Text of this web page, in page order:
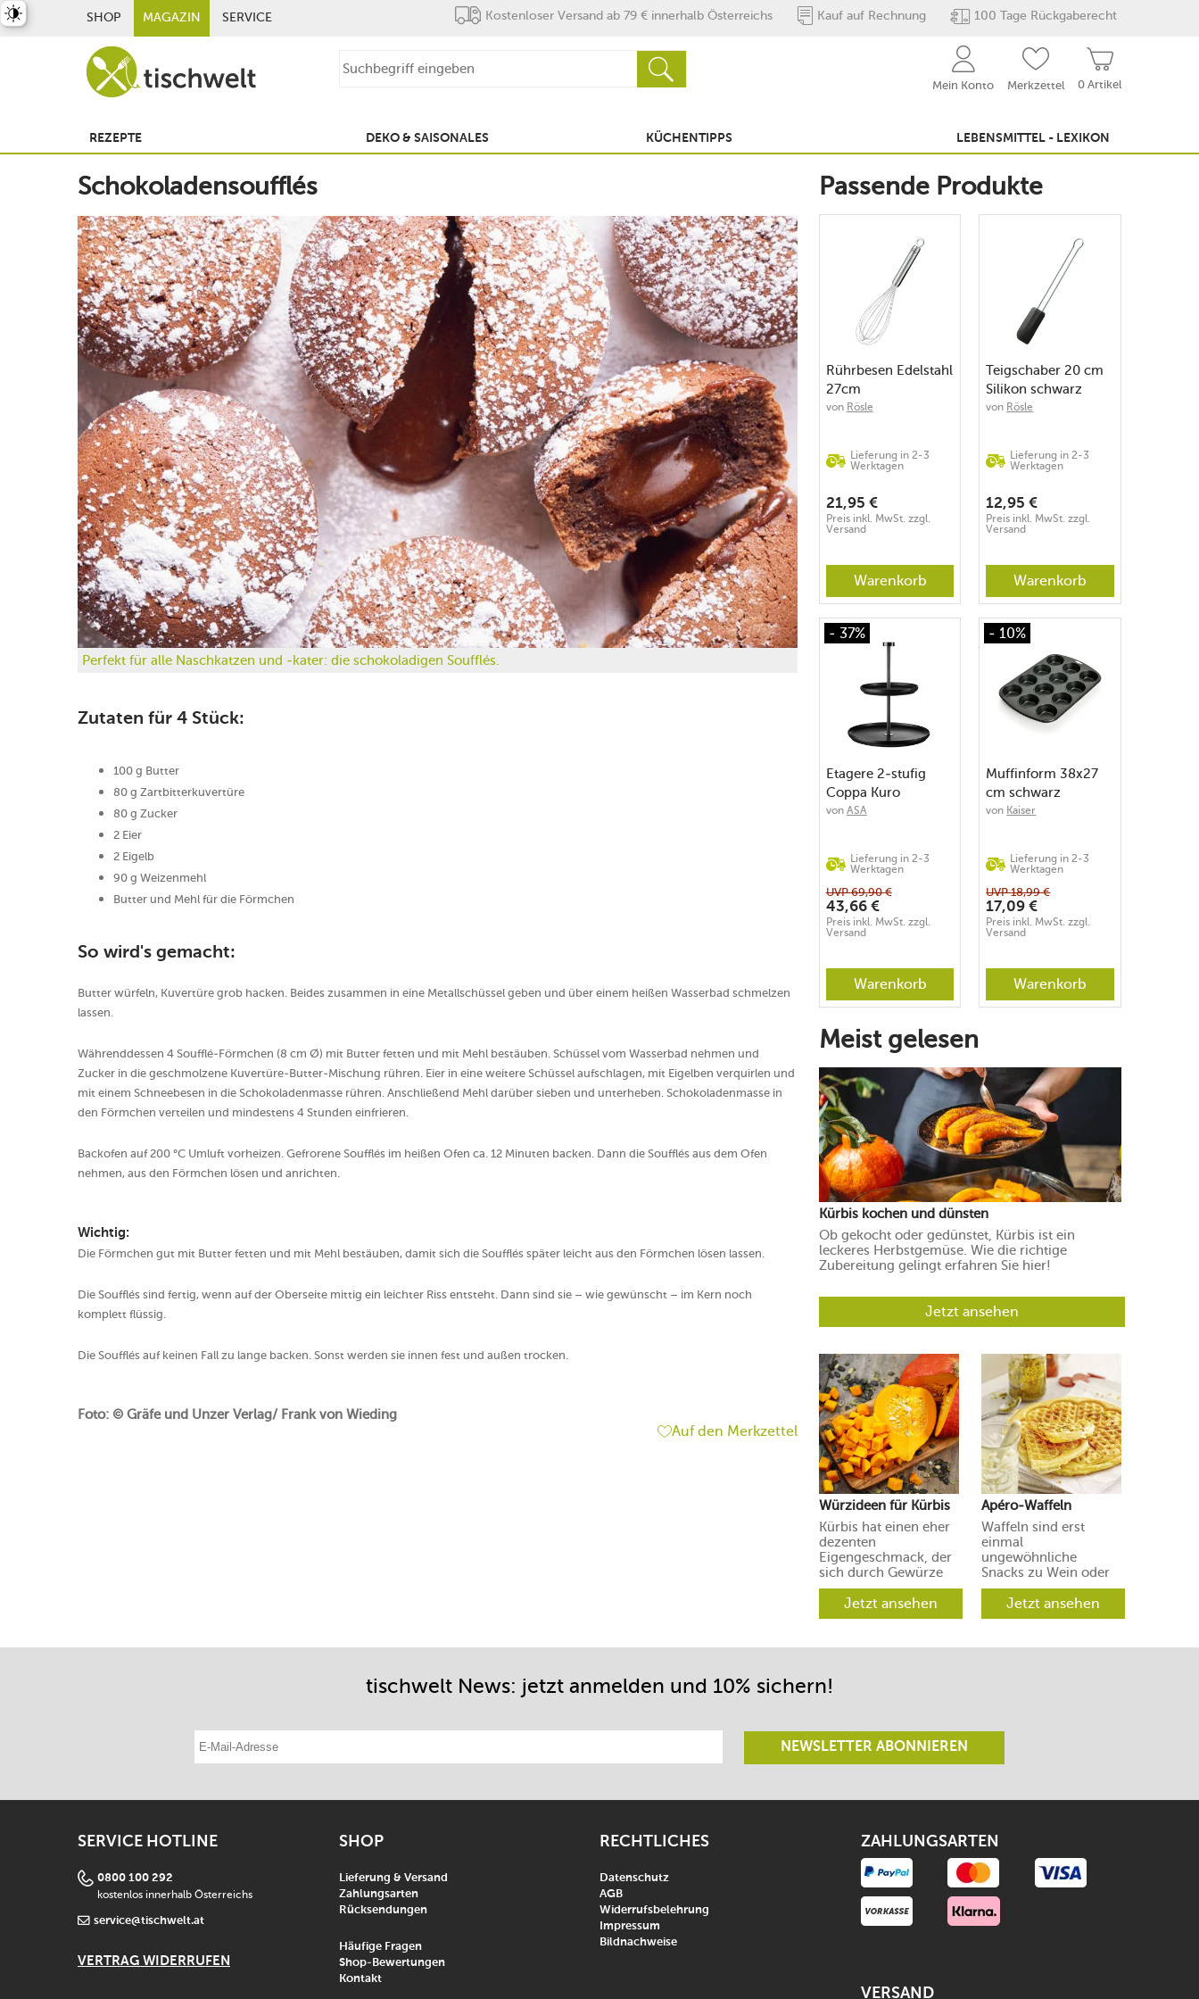
SHOP MAGAZIN SERVICE Kostenloser Versand ab 79 € innerhalb Österreichs Kauf auf Rechnung 100 Tage Rückgaberecht
0 Artikel
Mein Konto Merkzettel
REZEPTE DEKO & SAISONALES KÜCHENTIPPS LEBENSMITTEL - LEXIKON
Schokoladensoufflés
Perfekt für alle Naschkatzen und -kater: die schokoladigen Soufflés.
Zutaten für 4 Stück:
100 g Butter
80 g Zartbitterkuvertüre
80 g Zucker
2 Eier
2 Eigelb
90 g Weizenmehl
Butter und Mehl für die Förmchen
So wird's gemacht:
Butter würfeln, Kuvertüre grob hacken. Beides zusammen in eine Metallschüssel geben und über einem heißen Wasserbad schmelzen
lassen.
Währenddessen 4 Soufflé-Förmchen (8 cm Ø) mit Butter fetten und mit Mehl bestäuben. Schüssel vom Wasserbad nehmen und
Zucker in die geschmolzene Kuvertüre-Butter-Mischung rühren. Eier in eine weitere Schüssel aufschlagen, mit Eigelben verquirlen und
mit einem Schneebesen in die Schokoladenmasse rühren. Anschließend Mehl darüber sieben und unterheben. Schokoladenmasse in
den Förmchen verteilen und mindestens 4 Stunden einfrieren.
Backofen auf 200 °C Umluft vorheizen. Gefrorene Soufflés im heißen Ofen ca. 12 Minuten backen. Dann die Soufflés aus dem Ofen
nehmen, aus den Förmchen lösen und anrichten.
Wichtig:
Die Förmchen gut mit Butter fetten und mit Mehl bestäuben, damit sich die Soufflés später leicht aus den Förmchen lösen lassen.
Die Soufflés sind fertig, wenn auf der Oberseite mittig ein leichter Riss entsteht. Dann sind sie – wie gewünscht – im Kern noch
komplett flüssig.
Die Soufflés auf keinen Fall zu lange backen. Sonst werden sie innen fest und außen trocken.
Foto: © Gräfe und Unzer Verlag/ Frank von Wieding
Auf den Merkzettel
Passende Produkte
Rührbesen Edelstahl
27cm
von Rösle
Lieferung in 2-3
Werktagen
21,95 €
Preis inkl. MwSt. zzgl.
Versand
Warenkorb
Teigschaber 20 cm
Silikon schwarz
von Rösle
Lieferung in 2-3
Werktagen
12,95 €
Preis inkl. MwSt. zzgl.
Versand
Warenkorb
- 37%
Etagere 2-stufig
Coppa Kuro
von ASA
Lieferung in 2-3
Werktagen
UVP69,90 €
43,66 €
Preis inkl. MwSt. zzgl.
Versand
Warenkorb
- 10%
Muffinform 38x27
cm schwarz
von Kaiser
Lieferung in 2-3
Werktagen
UVP18,99 €
17,09 €
Preis inkl. MwSt. zzgl.
Versand
Warenkorb
Meist gelesen
Kürbis kochen und dünsten
Ob gekocht oder gedünstet, Kürbis ist ein
leckeres Herbstgemüse. Wie die richtige
Zubereitung gelingt erfahren Sie hier!
Jetzt ansehen
Würzideen für Kürbis
Kürbis hat einen eher
dezenten
Eigengeschmack, der
sich durch Gewürze
und Aromen leicht in
verschiedene
Richtungen lenken
Jetzt ansehen
Apéro-Waffeln
Waffeln sind erst
einmal
ungewöhnliche
Snacks zu Wein oder
Prosecco. Ihre Gäste
werden aber
begeistert sein.
Jetzt ansehen
tischwelt News: jetzt anmelden und 10% sichern!
NEWSLETTER ABONNIEREN
SERVICE HOTLINE
0800 100 292
kostenlos innerhalb Österreichs
service@tischwelt.at
VERTRAG WIDERRUFEN
SHOP
Lieferung & Versand
Zahlungsarten
Rücksendungen
Häufige Fragen
Shop-Bewertungen
Kontakt
RECHTLICHES
Datenschutz
AGB
Widerrufsbelehrung
Impressum
Bildnachweise
ZAHLUNGSARTEN
VERSAND
umschalten